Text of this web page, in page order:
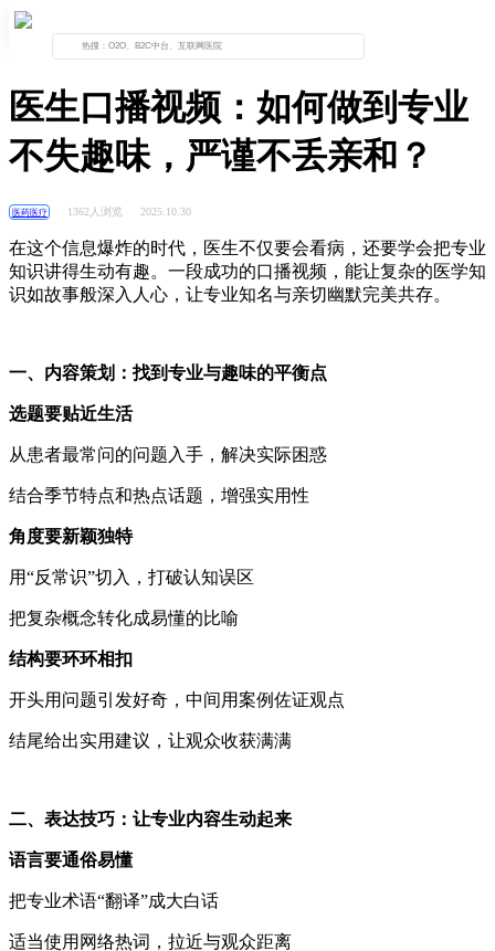
资讯列表 正文
医生口播视频：如何做到专业
不失趣味，严谨不丢亲和？
医药医疗 1362人浏览 2025.10.30
在这个信息爆炸的时代，医生不仅要会看病，还要学会把专业
知识讲得生动有趣。一段成功的口播视频，能让复杂的医学知
识如故事般深入人心，让专业知名与亲切幽默完美共存。
一、内容策划：找到专业与趣味的平衡点
选题要贴近生活
从患者最常问的问题入手，解决实际困惑
结合季节特点和热点话题，增强实用性
角度要新颖独特
用“反常识”切入，打破认知误区
把复杂概念转化成易懂的比喻
结构要环环相扣
开头用问题引发好奇，中间用案例佐证观点
结尾给出实用建议，让观众收获满满
二、表达技巧：让专业内容生动起来
语言要通俗易懂
把专业术语“翻译”成大白话
适当使用网络热词，拉近与观众距离